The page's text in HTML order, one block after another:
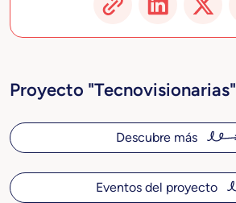
Proyecto "Tecnovisionarias"
Descubre más
Eventos del proyecto